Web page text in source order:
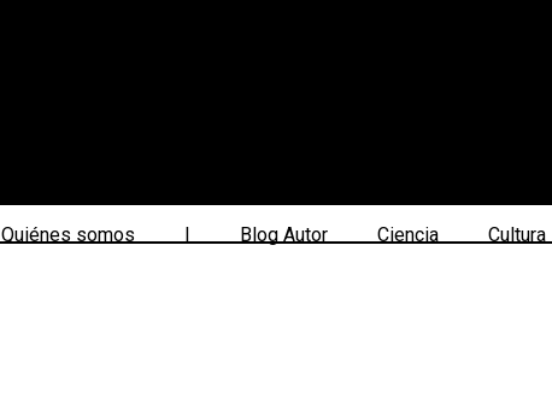
Quiénes somos | Blog Autor Ciencia Cultura